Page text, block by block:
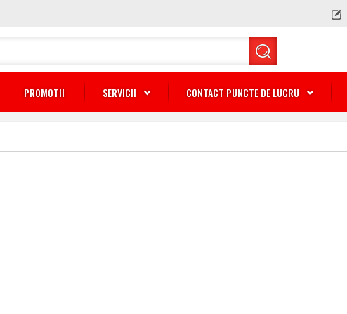
PROMOTII SERVICII CONTACT PUNCTE DE LUCRU